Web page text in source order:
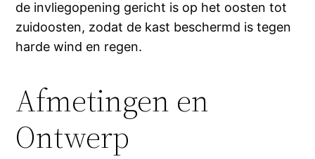
de invliegopening gericht is op het oosten tot
zuidoosten, zodat de kast beschermd is tegen
harde wind en regen.
Afmetingen en
Ontwerp